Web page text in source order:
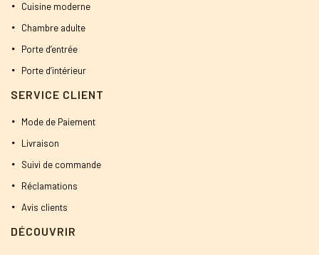
Cuisine moderne
Chambre adulte
Porte d’entrée
Porte d’intérieur
SERVICE CLIENT
Mode de Paiement
Livraison
Suivi de commande
Réclamations
Avis clients
DÉCOUVRIR